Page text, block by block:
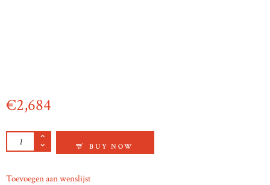
€2,684
QLOCKTWO CLASSIC 45X45 CM CREATOR'S
BUY NOW
Toevoegen aan wenslijst